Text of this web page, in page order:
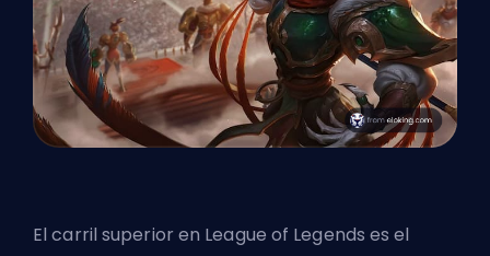
Elcarril superior en League of Legends es el